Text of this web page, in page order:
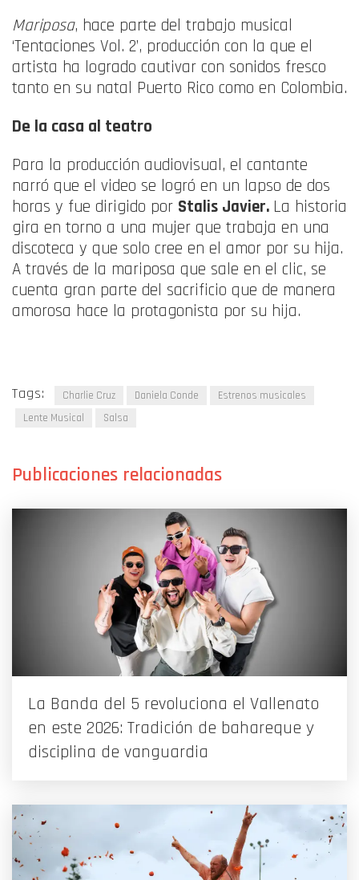
Mariposa, hace parte del trabajo musical
‘Tentaciones Vol. 2’, producción con la que el
artista ha logrado cautivar con sonidos fresco
tanto en su natal Puerto Rico como en Colombia.
De la casa al teatro
Para la producción audiovisual, el cantante
narró que el video se logró en un lapso de dos
horas y fue dirigido por Stalis Javier. La historia
gira en torno a una mujer que trabaja en una
discoteca y que solo cree en el amor por su hija.
A través de la mariposa que sale en el clic, se
cuenta gran parte del sacrificio que de manera
amorosa hace la protagonista por su hija.
Tags: Charlie Cruz Daniela Conde
Estrenos musicales
Lente Musical
Salsa
La Banda del 5 revoluciona el Vallenato
en este 2026: Tradición de bahareque y
disciplina de vanguardia